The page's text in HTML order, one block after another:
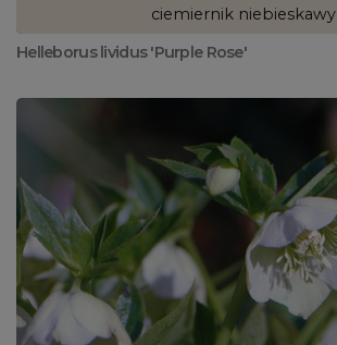
ciemiernik niebieskawy
Helleborus lividus 'Purple Rose'